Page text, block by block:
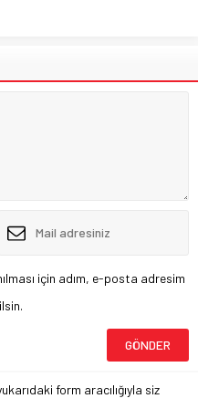
için adım, e-posta adresim
form aracılığıyla siz